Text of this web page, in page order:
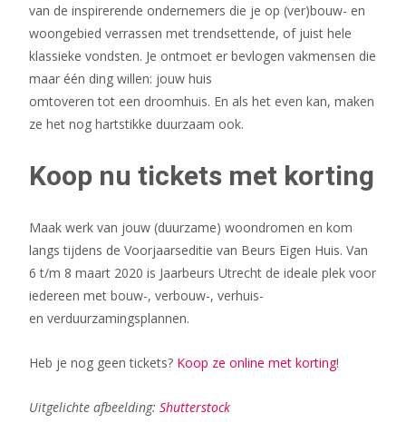
van de inspirerende ondernemers die je op (ver)bouw- en
woongebied verrassen met trendsettende, of juist hele
klassieke vondsten. Je ontmoet er bevlogen vakmensen die
maar één ding willen: jouw huis
omtoveren tot een droomhuis. En als het even kan, maken
ze het nog hartstikke duurzaam ook.
Koop nu tickets met korting
Maak werk van jouw (duurzame) woondromen en kom
langs tijdens de Voorjaarseditie van Beurs Eigen Huis. Van
6 t/m 8 maart 2020 is Jaarbeurs Utrecht de ideale plek voor
iedereen met bouw-, verbouw-, verhuis-
en verduurzamingsplannen.
Heb je nog geen tickets? Koop ze online met korting!
Uitgelichte afbeelding: Shutterstock